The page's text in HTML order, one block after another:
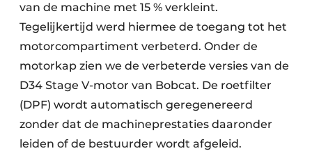
van de machine met 15 % verkleint.
Tegelijkertijd werd hiermee de toegang tot het
motorcompartiment verbeterd. Onder de
motorkap zien we de verbeterde versies van de
D34 Stage V-motor van Bobcat. De roetfilter
(DPF) wordt automatisch geregenereerd
zonder dat de machineprestaties daaronder
leiden of de bestuurder wordt afgeleid.